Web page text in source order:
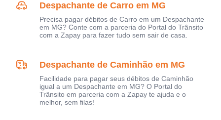
Despachante de Carro em MG
Precisa pagar débitos de Carro em um Despachante
em MG? Conte com a parceria do Portal do Trânsito
com a Zapay para fazer tudo sem sair de casa.
Despachante de Caminhão em MG
Facilidade para pagar seus débitos de Caminhão
igual a um Despachante em MG? O Portal do
Trânsito em parceria com a Zapay te ajuda e o
melhor, sem filas!